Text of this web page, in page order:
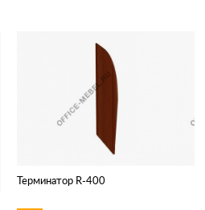
Терминатор R-400